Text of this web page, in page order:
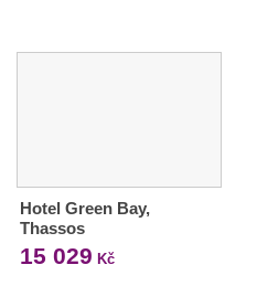
Hotel Green Bay,
Thassos
15 029 Kč